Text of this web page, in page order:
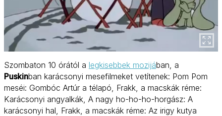
Szombaton 10 órától a legkisebbek mozijában, a
Puskinban karácsonyi mesefilmeket vetítenek: Pom Pom
meséi: Gombóc Artúr a télapó, Frakk, a macskák réme:
Karácsonyi angyalkák, A nagy ho-ho-ho-horgász: A
karácsonyi hal, Frakk, a macskák réme: Az irigy kutya